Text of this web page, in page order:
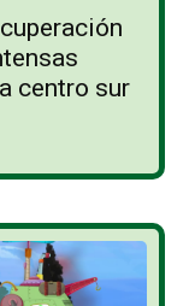
centro sur